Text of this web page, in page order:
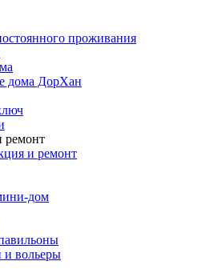
проживания
дома ДорХан
ремонт
и ремонт
дом
и вольеры